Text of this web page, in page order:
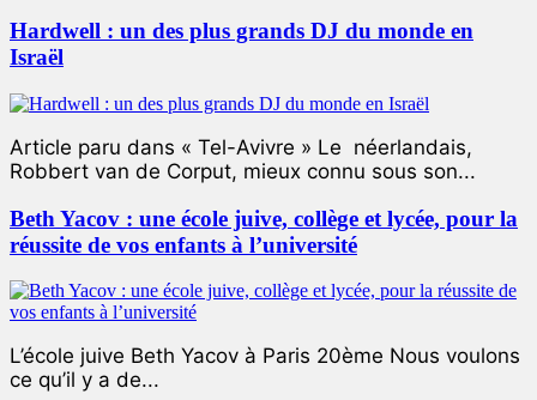
Hardwell : un des plus grands DJ du monde en
Israël
Article paru dans « Tel-Avivre » Le néerlandais,
Robbert van de Corput, mieux connu sous son...
Beth Yacov : une école juive, collège et lycée, pour la
réussite de vos enfants à l’université
L’école juive Beth Yacov à Paris 20ème Nous voulons
ce qu’il y a de...